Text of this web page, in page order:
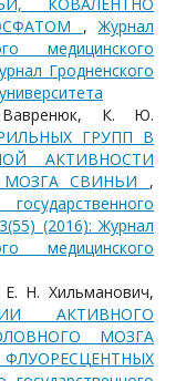
,Журнал
медицинского
Гродненского
К. Ю.
ГРУПП В
АКТИВНОСТИ
СВИНЬИ ,
(2016): Журнал
медицинского
Н. Хильманович,
АКТИВНОГО
МОЗГА